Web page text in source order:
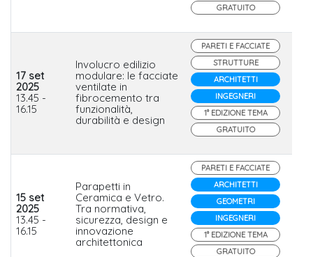
GRATUITO
17 set
2025
13.45 -
16.15
Involucro edilizio
modulare: le facciate
ventilate in
fibrocemento tra
funzionalità,
durabilità e design
PARETI E FACCIATE
STRUTTURE
ARCHITETTI
INGEGNERI
1° EDIZIONE TEMA
GRATUITO
15 set
2025
13.45 -
16.15
Parapetti in
Ceramica e Vetro.
Tra normativa,
sicurezza, design e
innovazione
architettonica
PARETI E FACCIATE
ARCHITETTI
GEOMETRI
INGEGNERI
1° EDIZIONE TEMA
GRATUITO